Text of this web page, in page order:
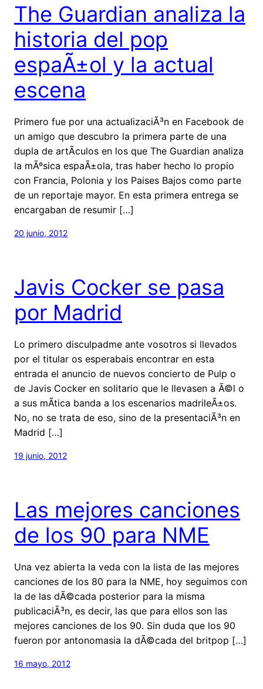
The Guardian analiza la
historia del pop
espaÃ±ol y la actual
escena
Primero fue por una actualizaciÃ³n en Facebook de
un amigo que descubro la primera parte de una
dupla de artÃ­culos en los que The Guardian analiza
la mÃºsica espaÃ±ola, tras haber hecho lo propio
con Francia, Polonia y los Paises Bajos como parte
de un reportaje mayor. En esta primera entrega se
encargaban de resumir […]
20 junio, 2012
Javis Cocker se pasa
por Madrid
Lo primero disculpadme ante vosotros si llevados
por el titular os esperabais encontrar en esta
entrada el anuncio de nuevos concierto de Pulp o
de Javis Cocker en solitario que le llevasen a Ã©l o
a sus mÃ­tica banda a los escenarios madrileÃ±os.
No, no se trata de eso, sino de la presentaciÃ³n en
Madrid […]
19 junio, 2012
Las mejores canciones
de los 90 para NME
Una vez abierta la veda con la lista de las mejores
canciones de los 80 para la NME, hoy seguimos con
la de las dÃ©cada posterior para la misma
publicaciÃ³n, es decir, las que para ellos son las
mejores canciones de los 90. Sin duda que los 90
fueron por antonomasia la dÃ©cada del britpop […]
16 mayo, 2012